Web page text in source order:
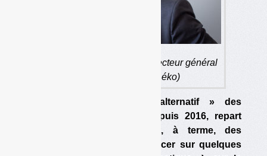
Patrick Bariol, nouveau directeur général
de Léko. (photo : Léko)
Léko, l’éco-organisme « alternatif » des
emballages, en sommeil depuis 2016, repart
avec des contributeurs et, à terme, des
collectivités. Objectif : se placer sur quelques